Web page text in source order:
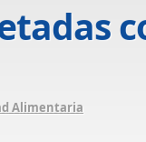
Alimentaria